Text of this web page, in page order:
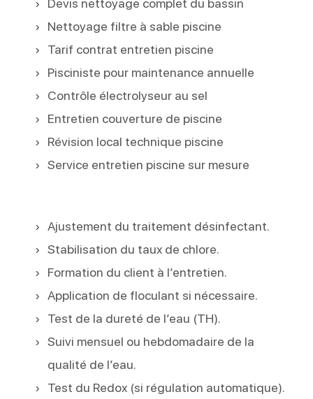
Nettoyage filtre à sable piscine
Tarif contrat entretien piscine
Pisciniste pour maintenance annuelle
Contrôle électrolyseur au sel
Entretien couverture de piscine
Révision local technique piscine
Service entretien piscine sur mesure
Ajustement du traitement désinfectant.
Stabilisation du taux de chlore.
Formation du client à l’entretien.
Application de floculant si nécessaire.
Test de la dureté de l’eau (TH).
Suivi mensuel ou hebdomadaire de la
qualité de l’eau.
Test du Redox (si régulation automatique).